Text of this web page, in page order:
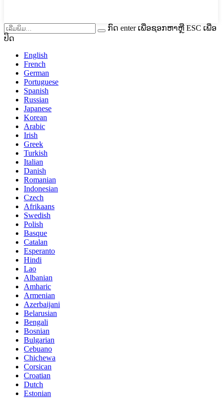
ກົດ enter ເພື່ອຊອກຫາຫຼື ESC ເພື່ອ
ປິດ
English
French
German
Portuguese
Spanish
Russian
Japanese
Korean
Arabic
Irish
Greek
Turkish
Italian
Danish
Romanian
Indonesian
Czech
Afrikaans
Swedish
Polish
Basque
Catalan
Esperanto
Hindi
Lao
Albanian
Amharic
Armenian
Azerbaijani
Belarusian
Bengali
Bosnian
Bulgarian
Cebuano
Chichewa
Corsican
Croatian
Dutch
Estonian